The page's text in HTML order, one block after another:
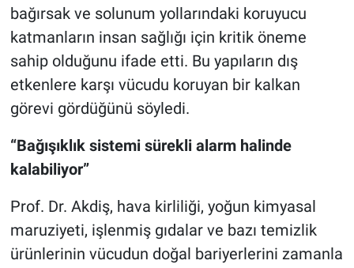
bağırsak ve solunum yollarındaki koruyucu
katmanların insan sağlığı için kritik öneme
sahip olduğunu ifade etti. Bu yapıların dış
etkenlere karşı vücudu koruyan bir kalkan
görevi gördüğünü söyledi.
“Bağışıklık sistemi sürekli alarm halinde
kalabiliyor”
Prof. Dr. Akdiş, hava kirliliği, yoğun kimyasal
maruziyeti, işlenmiş gıdalar ve bazı temizlik
ürünlerinin vücudun doğal bariyerlerini zamanla